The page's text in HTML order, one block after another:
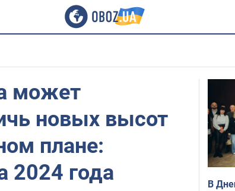
может
новых высот
плане:
2024 года
В